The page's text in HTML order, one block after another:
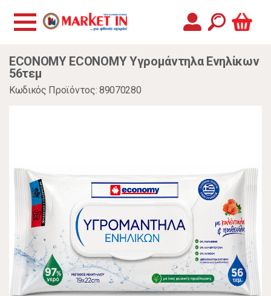
ECONOMY ECONOMY Υγρομάντηλα Ενηλίκων
56τεμ
Κωδικός Προϊόντος: 89070280